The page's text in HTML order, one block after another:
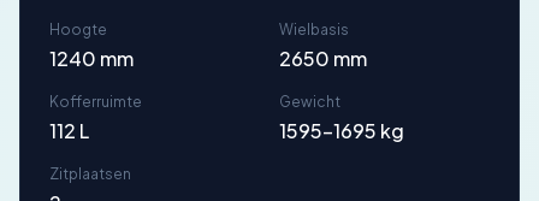
Hoogte
1240 mm
Wielbasis
2650 mm
Kofferruimte
112 L
Gewicht
1595-1695 kg
Zitplaatsen